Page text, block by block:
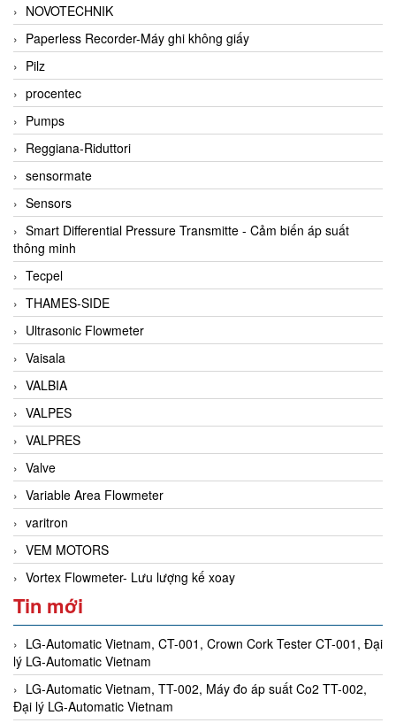
NOVOTECHNIK
Paperless Recorder-Máy ghi không giấy
Pilz
procentec
Pumps
Reggiana-Riduttori
sensormate
Sensors
Smart Differential Pressure Transmitte - Cảm biến áp suất
thông minh
Tecpel
THAMES-SIDE
Ultrasonic Flowmeter
Vaisala
VALBIA
VALPES
VALPRES
Valve
Variable Area Flowmeter
varitron
VEM MOTORS
Vortex Flowmeter- Lưu lượng kế xoay
Tin mới
LG-Automatic Vietnam, CT-001, Crown Cork Tester CT-001, Đại
lý LG-Automatic Vietnam
LG-Automatic Vietnam, TT-002, Máy đo áp suất Co2 TT-002,
Đại lý LG-Automatic Vietnam